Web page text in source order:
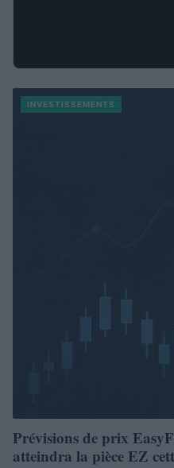
INVESTISSEMENTS
Prévisions de prix
atteindra la pièce EZ